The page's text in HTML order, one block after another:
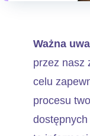
Ważna
przez nasz
celu
procesu